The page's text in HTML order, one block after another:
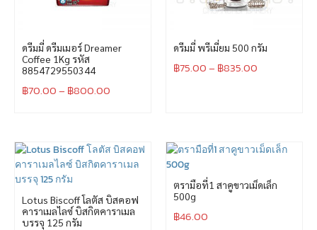
ดรีมมี่ ดรีมเมอร์ Dreamer
Coffee 1Kg รหัส
8854729550344
฿70.00– ฿800.00
ดรีมมี่ พรีเมี่ยม 500 กรัม
฿75.00– ฿835.00
Lotus Biscoff โลตัส บิสคอฟ
คาราเมลไลซ์ บิสกิตคาราเมล
บรรจุ 125 กรัม
ตรามือที่1 สาคูขาวเม็ดเล็ก
500g
฿46.00